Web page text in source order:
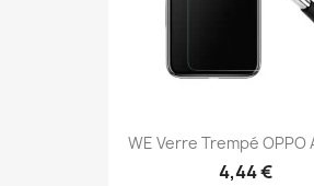
WE Verre Trempé OPPO
4,44 €